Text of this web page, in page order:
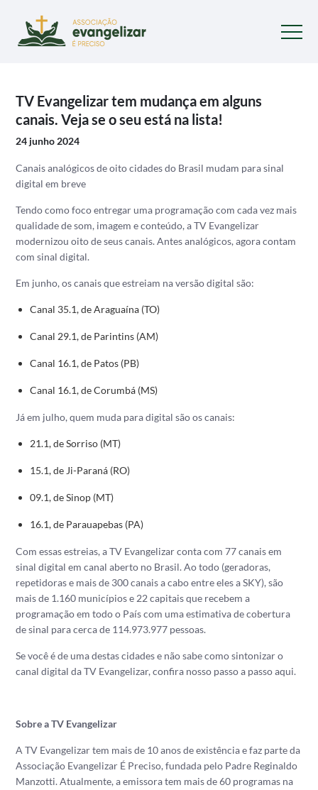
TV Evangelizar tem mudança em alguns
canais. Veja se o seu está na lista!
24 junho 2024
Canais analógicos de oito cidades do Brasil mudam para sinal
digital em breve
Tendo como foco entregar uma programação com cada vez mais
qualidade de som, imagem e conteúdo, a TV Evangelizar
modernizou oito de seus canais. Antes analógicos, agora contam
com sinal digital.
Em junho, os canais que estreiam na versão digital são:
Canal 35.1, de Araguaína (TO)
Canal 29.1, de Parintins (AM)
Canal 16.1, de Patos (PB)
Canal 16.1, de Corumbá (MS)
Já em julho, quem muda para digital são os canais:
21.1, de Sorriso (MT)
15.1, de Ji-Paraná (RO)
09.1, de Sinop (MT)
16.1, de Parauapebas (PA)
‌Com essas estreias, a TV Evangelizar conta com 77 canais em
sinal digital em canal aberto no Brasil. Ao todo (geradoras,
repetidoras e mais de 300 canais a cabo entre eles a SKY), são
mais de 1.160 municípios e 22 capitais que recebem a
programação em todo o País com uma estimativa de cobertura
de sinal para cerca de 114.973.977 pessoas.
Se você é de uma destas cidades e não sabe como sintonizar o
canal digital da TV Evangelizar, confira nosso passo a passo aqui.
Sobre a TV Evangelizar
A TV Evangelizar tem mais de 10 anos de existência e faz parte da
Associação Evangelizar É Preciso, fundada pelo Padre Reginaldo
Manzotti. Atualmente, a emissora tem mais de 60 programas na